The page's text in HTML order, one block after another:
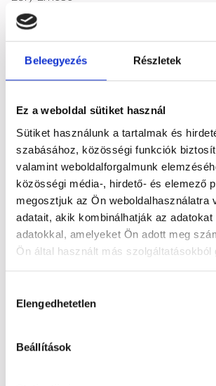
Beleegyezés Részletek
Ez a weboldal sütiket használ
Sütiket használunk a tartalmak és
szabásához, közösségi funkciók
valamint weboldalforgalmunk
közösségi média-, hirdető- és elemező
megosztjuk az Ön weboldalhasználatra
adatait, akik kombinálhatják az adatokat
adatokkal, amelyeket Ön adott meg
Ön által használt más szolgáltatásokból
kiválasztása
Elengedhetetlen
Beállítások
Sváb káposztás csülök - Grósz Gábor
Sufnudli - Burgermeister Edit, Bálint
Márton
Tunkedli; túrógombóc - Muckstadt
Szavé - Rolinek Rebeka
Húsos lepény - Abonyi Lollok Kata,
Meglepetés sütemény - Szilas László
A belépés ingyenes, a helyszínen
Főzésre jelentkezni a
Címkék